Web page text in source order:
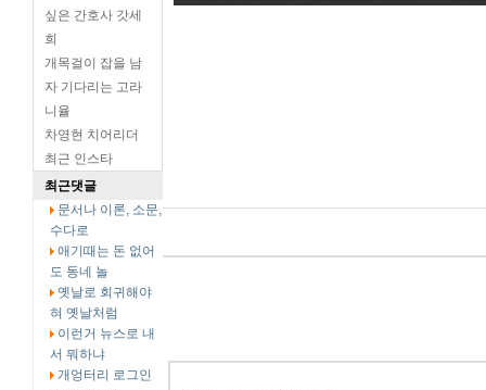
싶은 간호사 갓세
희
개목걸이 잡을 남
자 기다리는 고라
니율
차영현 치어리더
최근 인스타
최근댓글
문서나 이론, 소문,
수다로
애기때는 돈 없어
도 동네 놀
옛날로 회귀해야
혀 옛날처럼
이런거 뉴스로 내
서 뭐하냐
개엉터리 로그인